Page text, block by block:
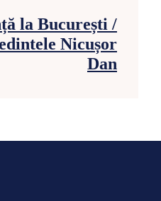
la București /
Nicușor
Dan